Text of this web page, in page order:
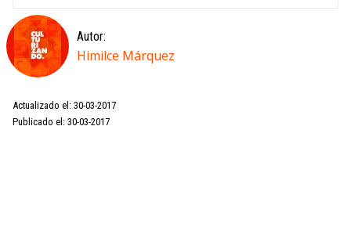
Autor:
Himilce Márquez
Actualizado el: 30-03-2017
Publicado el: 30-03-2017